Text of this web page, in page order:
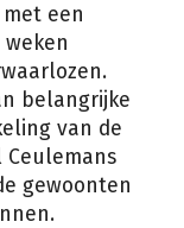
een
belangrijke
van de
Ceulemans
gewoonten